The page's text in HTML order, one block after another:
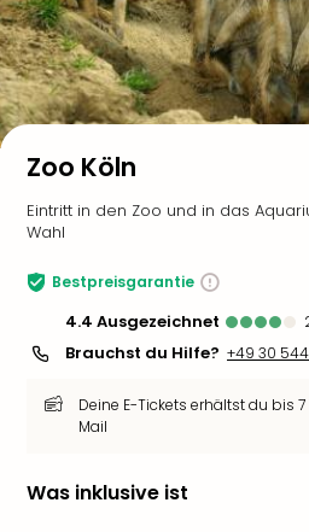
Zoo Köln
Eintritt in den Zoo und in das
Wahl
Bestpreisgarantie
4.4 ausgezeichnet
Brauchst du Hilfe? +49 30
Deine E-Tickets erhältst du bis
Mail
Was inklusive ist